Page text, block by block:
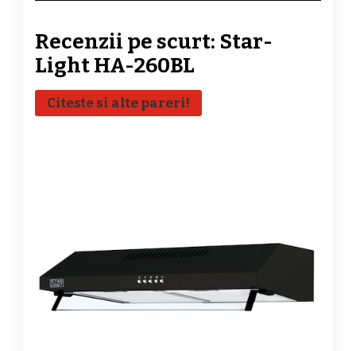
Recenzii pe scurt: Star-
Light HA-260BL
Citeste si alte pareri!